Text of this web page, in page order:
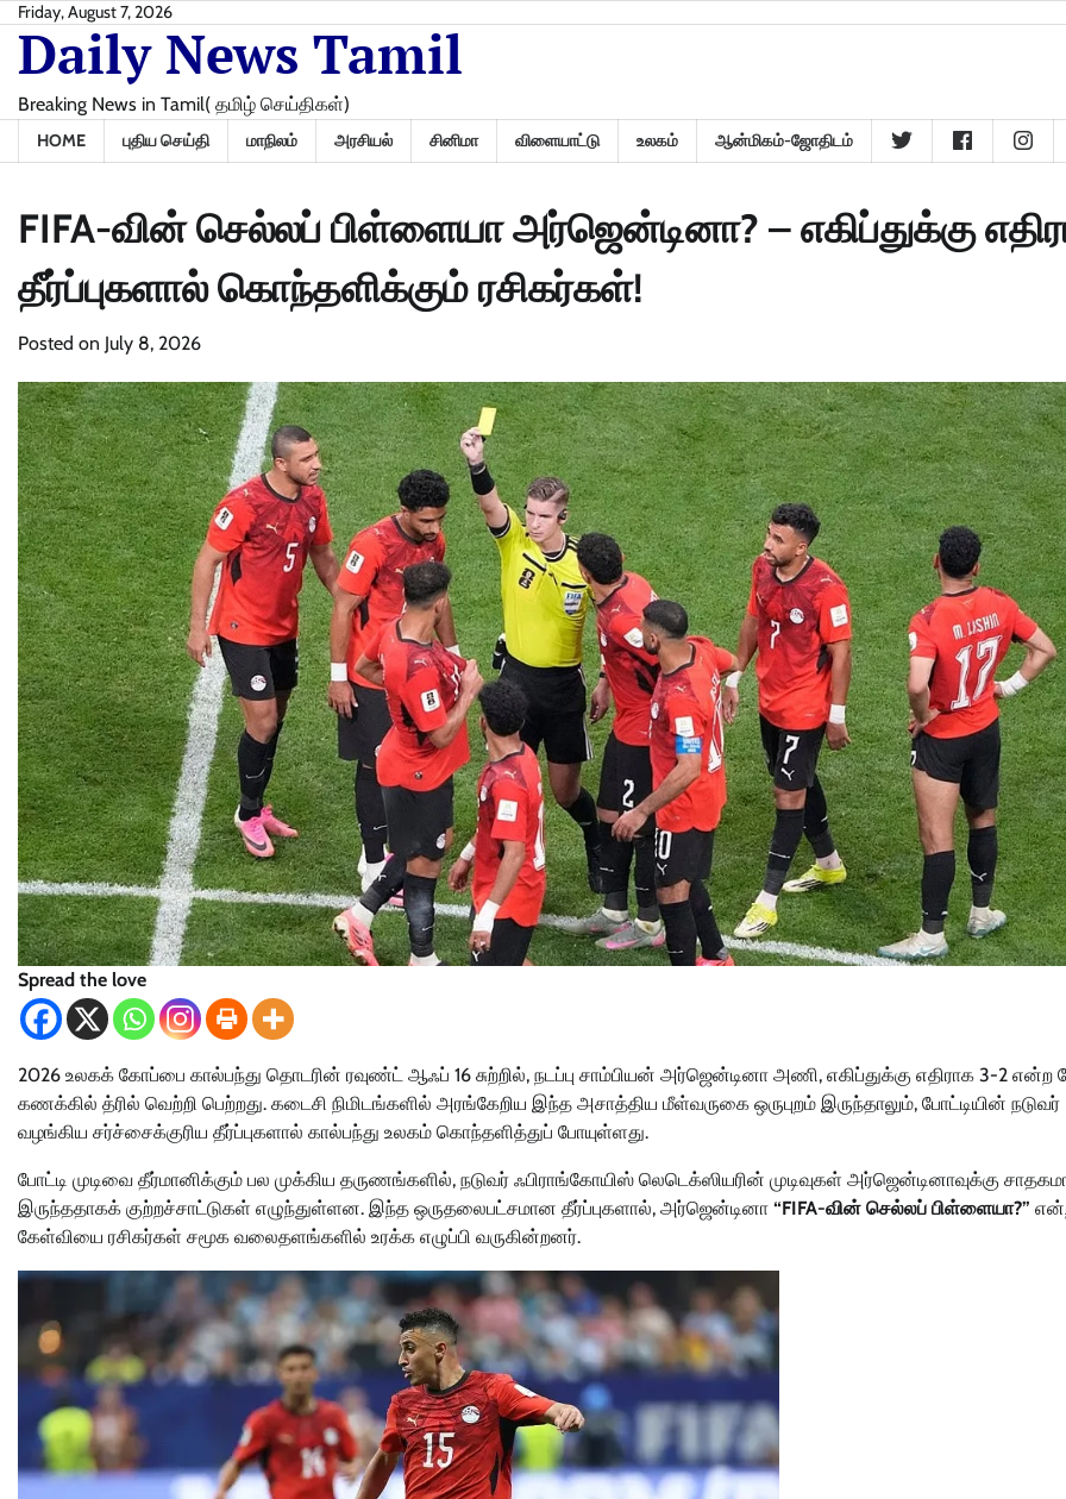
Skip
content
Friday, August 7, 2026
Daily News Tamil
Breaking News in Tamil( தமிழ் செய்திகள்)
HOME புதிய செய்தி மாநிலம் அரசியல் சினிமா விளையாட்டு உலகம் ஆன்மிகம்-ஜோதிடம்
FIFA-வின் செல்லப் பிள்ளையா அர்ஜென்டினா? – எகிப்துக்கு
தீர்ப்புகளால் கொந்தளிக்கும் ரசிகர்கள்!
Posted on July 8, 2026
Spread the love
2026 உலகக் கோப்பை கால்பந்து தொடரின் ரவுண்ட் ஆஃப் 16 சுற்றில், நடப்பு சாம்பியன் அர்ஜென்டினா அணி, எகிப்துக்கு எதிராக 3-2
கணக்கில் த்ரில் வெற்றி பெற்றது. கடைசி நிமிடங்களில் அரங்கேறிய இந்த அசாத்திய மீள்வருகை ஒருபுறம் இருந்தாலும், போட்டியின் நடுவர்
வழங்கிய சர்ச்சைக்குரிய தீர்ப்புகளால் கால்பந்து உலகம் கொந்தளித்துப் போயுள்ளது.
போட்டி முடிவை தீர்மானிக்கும் பல முக்கிய தருணங்களில், நடுவர் ஃபிராங்கோயிஸ் லெடெக்ஸியரின் முடிவுகள் அர்ஜென்டினாவுக்கு
இருந்ததாகக் குற்றச்சாட்டுகள் எழுந்துள்ளன. இந்த ஒருதலைபட்சமான தீர்ப்புகளால், அர்ஜென்டினா “FIFA-வின் செல்லப் பிள்ளையா?”
கேள்வியை ரசிகர்கள் சமூக வலைதளங்களில் உரக்க எழுப்பி வருகின்றனர்.